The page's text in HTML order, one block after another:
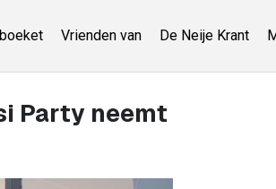
Vrienden van De Neije Krant
Party neemt